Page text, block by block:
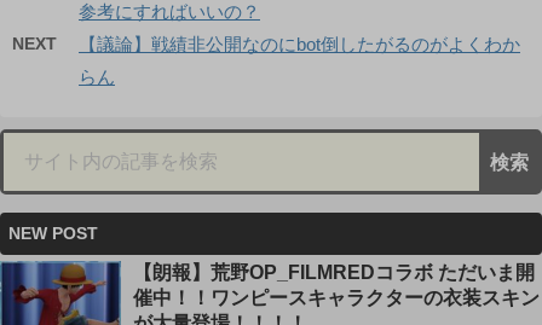
参考にすればいいの？
NEXT
【議論】戦績非公開なのにbot倒したがるのがよくわか
らん
NEW POST
【朗報】荒野OP_FILMREDコラボ ただいま開
催中！！ワンピースキャラクターの衣装スキン